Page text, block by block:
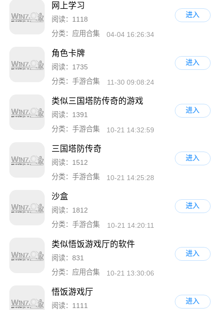
网上学习
阅读：1118
分类：应用合集
04-04 16:26:34
进入
角色卡牌
阅读：1735
分类：手游合集
11-30 09:08:24
进入
类似三国塔防传奇的游戏
阅读：1391
分类：手游合集
10-21 14:32:59
进入
三国塔防传奇
阅读：1512
分类：手游合集
10-21 14:25:28
进入
沙盒
阅读：1812
分类：手游合集
10-21 14:20:11
进入
类似悟饭游戏厅的软件
阅读：831
分类：应用合集
10-21 13:30:06
进入
悟饭游戏厅
阅读：1111
进入